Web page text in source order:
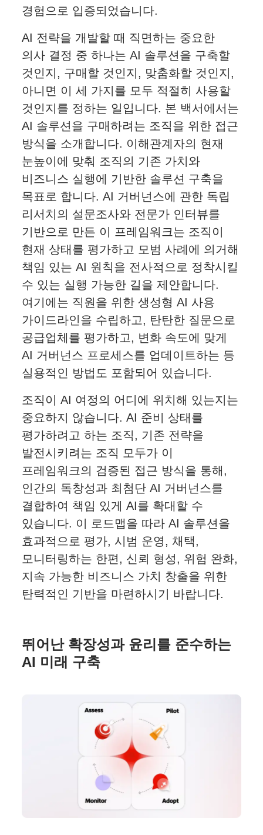
경험으로 입증되었습니다.
AI 전략을 개발할 때 직면하는 중요한
의사 결정 중 하나는 AI 솔루션을 구축할
것인지, 구매할 것인지, 맞춤화할 것인지,
아니면 이 세 가지를 모두 적절히 사용할
것인지를 정하는 일입니다. 본 백서에서는
AI 솔루션을 구매하려는 조직을 위한 접근
방식을 소개합니다. 이해관계자의 현재
눈높이에 맞춰 조직의 기존 가치와
비즈니스 실행에 기반한 솔루션 구축을
목표로 합니다. AI 거버넌스에 관한 독립
리서치의 설문조사와 전문가 인터뷰를
기반으로 만든 이 프레임워크는 조직이
현재 상태를 평가하고 모범 사례에 의거해
책임 있는 AI 원칙을 전사적으로 정착시킬
수 있는 실행 가능한 길을 제안합니다.
여기에는 직원을 위한 생성형 AI 사용
가이드라인을 수립하고, 탄탄한 질문으로
공급업체를 평가하고, 변화 속도에 맞게
AI 거버넌스 프로세스를 업데이트하는 등
실용적인 방법도 포함되어 있습니다.
조직이 AI 여정의 어디에 위치해 있는지는
중요하지 않습니다. AI 준비 상태를
평가하려고 하는 조직, 기존 전략을
발전시키려는 조직 모두가 이
프레임워크의 검증된 접근 방식을 통해,
인간의 독창성과 최첨단 AI 거버넌스를
결합하여 책임 있게 AI를 확대할 수
있습니다. 이 로드맵을 따라 AI 솔루션을
효과적으로 평가, 시범 운영, 채택,
모니터링하는 한편, 신뢰 형성, 위험 완화,
지속 가능한 비즈니스 가치 창출을 위한
탄력적인 기반을 마련하시기 바랍니다.
뛰어난 확장성과 윤리를 준수하는
AI 미래 구축